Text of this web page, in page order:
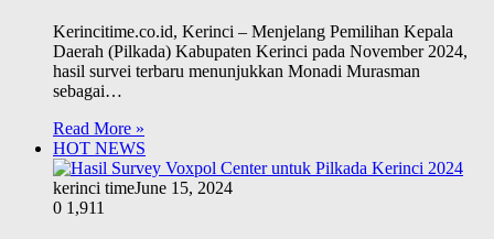
Kerincitime.co.id, Kerinci – Menjelang Pemilihan Kepala
Daerah (Pilkada) Kabupaten Kerinci pada November 2024,
hasil survei terbaru menunjukkan Monadi Murasman
sebagai…
Read More »
HOT NEWS
kerinci timeJune 15, 2024
0 1,911